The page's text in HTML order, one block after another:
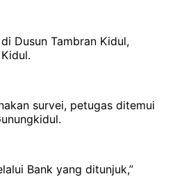
Dusun Tambran Kidul,
survei, petugas ditemui
Bank yang ditunjuk,”